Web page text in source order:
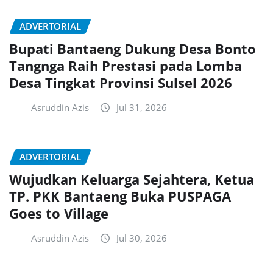
ADVERTORIAL
Bupati Bantaeng Dukung Desa Bonto
Tangnga Raih Prestasi pada Lomba
Desa Tingkat Provinsi Sulsel 2026
Asruddin Azis Jul 31, 2026
ADVERTORIAL
Wujudkan Keluarga Sejahtera, Ketua
TP. PKK Bantaeng Buka PUSPAGA
Goes to Village
Asruddin Azis Jul 30, 2026